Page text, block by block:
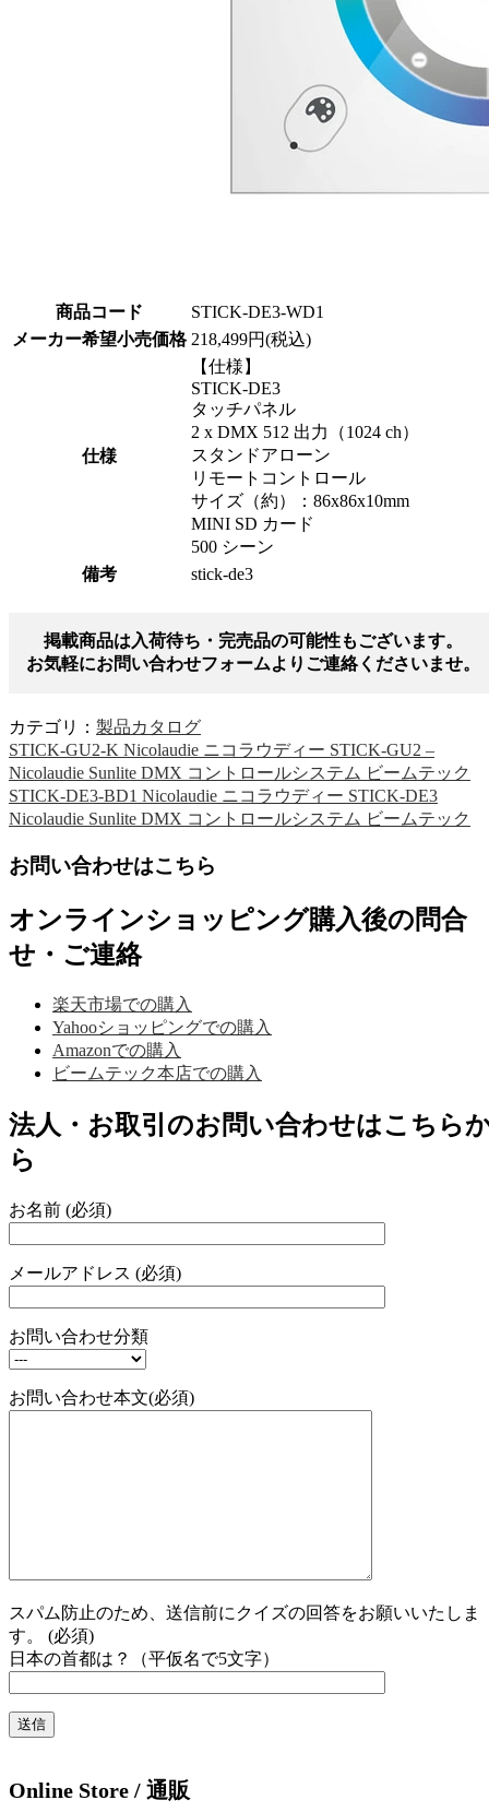
商品コード
STICK-DE3-WD1
メーカー希望小売価格 218,499円(税込)
仕様
【仕様】
STICK-DE3
タッチパネル
2 x DMX 512 出力（1024 ch）
スタンドアローン
リモートコントロール
サイズ（約）：86x86x10mm
MINI SD カード
500 シーン
備考
stick-de3
掲載商品は入荷待ち・完売品の可能性もございます。
お気軽にお問い合わせフォームよりご連絡くださいませ。
カテゴリ： 製品カタログ
STICK-GU2-K Nicolaudie ニコラウディー STICK-GU2 –
Nicolaudie Sunlite DMX コントロールシステム ビームテック
STICK-DE3-BD1 Nicolaudie ニコラウディー STICK-DE3
Nicolaudie Sunlite DMX コントロールシステム ビームテック
お問い合わせはこちら
オンラインショッピング購入後の問合
せ・ご連絡
楽天市場での購入
Yahooショッピングでの購入
Amazonでの購入
ビームテック本店での購入
法人・お取引のお問い合わせはこちら
ら
お名前 (必須)
メールアドレス (必須)
お問い合わせ分類
お問い合わせ本文(必須)
スパム防止のため、送信前にクイズの回答をお願いいたしま
す。 (必須)
日本の首都は？（平仮名で5文字）
Online Store / 通販